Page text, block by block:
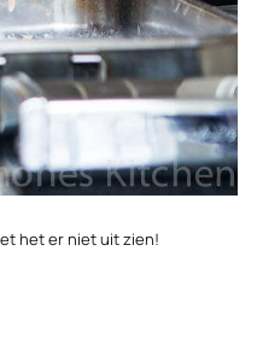
het er niet uit zien!